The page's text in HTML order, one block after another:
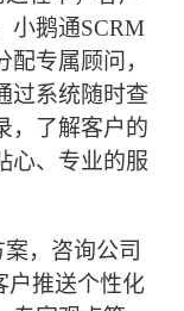
小鹅通SCRM
专属顾问，
过系统随时查
，了解客户的
心、专业的服
，咨询公司
户推送个性化